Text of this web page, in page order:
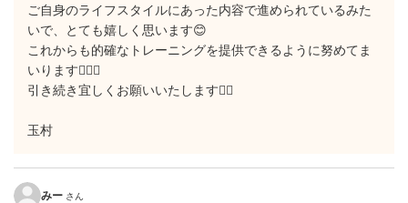
ご自身のライフスタイルにあった内容で進められているみた
いで、とても嬉しく思います😊
これからも的確なトレーニングを提供できるように努めてま
いります🙋🏼‍♂️
引き続き宜しくお願いいたします✋🏼
玉村
みー さん